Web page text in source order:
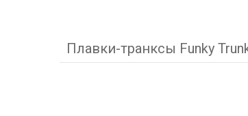
Плавки-транксы Funky